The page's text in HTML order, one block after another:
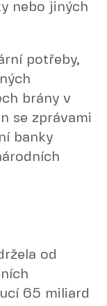
nebo jiných
potřeby,
brány v
se zprávami
banky
od
65 miliard